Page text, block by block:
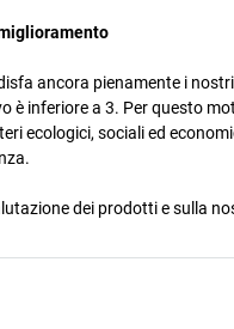
ancora pienamente i
è inferiore a 3. Per questo
ecologici, sociali ed
dei prodotti e sulla